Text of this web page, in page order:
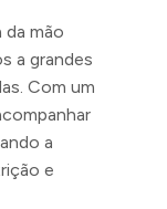
mão
a grandes
Com um
a
e